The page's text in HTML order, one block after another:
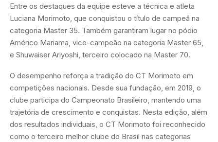
Entre os destaques da equipe esteve a técnica e atleta
Luciana Morimoto, que conquistou o título de campeã na
categoria Master 35. Também garantiram lugar no pódio
Américo Mariama, vice-campeão na categoria Master 65,
e Shuwaiser Ariyoshi, terceiro colocado na Master 70.
O desempenho reforça a tradição do CT Morimoto em
competições nacionais. Desde sua fundação, em 2019, o
clube participa do Campeonato Brasileiro, mantendo uma
trajetória de crescimento e conquistas. Nesta edição, além
dos resultados individuais, o CT Morimoto foi reconhecido
como o terceiro melhor clube do Brasil nas categorias